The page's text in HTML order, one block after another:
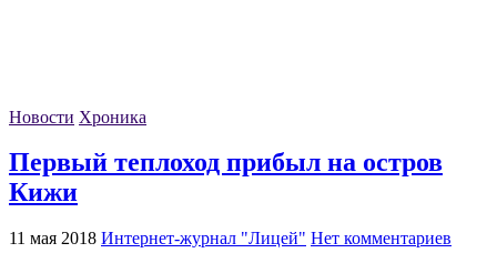
Новости Хроника
Первый теплоход прибыл на остров
Кижи
11 мая 2018 Интернет-журнал "Лицей" Нет комментариев